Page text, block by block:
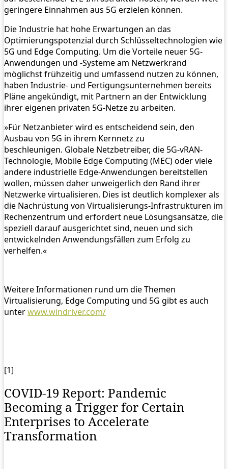
geringere Einnahmen aus 5G erzielen können.
Die Industrie hat hohe Erwartungen an das
Optimierungspotenzial durch Schlüsseltechnologien wie
5G und Edge Computing. Um die Vorteile neuer 5G-
Anwendungen und -Systeme am Netzwerkrand
möglichst frühzeitig und umfassend nutzen zu können,
haben Industrie- und Fertigungsunternehmen bereits
Pläne angekündigt, mit Partnern an der Entwicklung
ihrer eigenen privaten 5G-Netze zu arbeiten.
»Für Netzanbieter wird es entscheidend sein, den
Ausbau von 5G in ihrem Kernnetz zu
beschleunigen. Globale Netzbetreiber, die 5G-vRAN-
Technologie, Mobile Edge Computing (MEC) oder viele
andere industrielle Edge-Anwendungen bereitstellen
wollen, müssen daher unweigerlich den Rand ihrer
Netzwerke virtualisieren. Dies ist deutlich komplexer als
die Nachrüstung von Virtualisierungs-Infrastrukturen im
Rechenzentrum und erfordert neue Lösungsansätze, die
speziell darauf ausgerichtet sind, neuen und sich
entwickelnden Anwendungsfällen zum Erfolg zu
verhelfen.«
Weitere Informationen rund um die Themen
Virtualisierung, Edge Computing und 5G gibt es auch
unterwww.windriver.com/
[1]
COVID-19 Report: Pandemic
Becoming a Trigger for Certain
Enterprises to Accelerate
Transformation